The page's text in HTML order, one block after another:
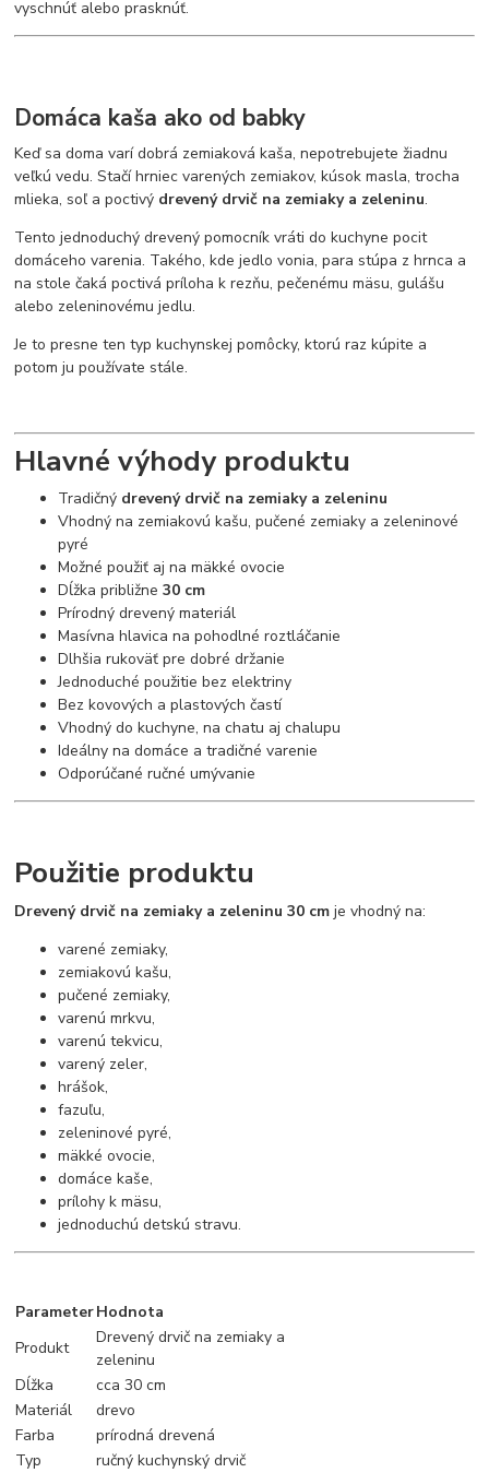
vyschnúť alebo prasknúť.
Domáca kaša ako od babky
Keď sa doma varí dobrá zemiaková kaša, nepotrebujete žiadnu
veľkú vedu. Stačí hrniec varených zemiakov, kúsok masla, trocha
mlieka, soľ a poctivý drevený drvič na zemiaky a zeleninu.
Tento jednoduchý drevený pomocník vráti do kuchyne pocit
domáceho varenia. Takého, kde jedlo vonia, para stúpa z hrnca a
na stole čaká poctivá príloha k rezňu, pečenému mäsu, gulášu
alebo zeleninovému jedlu.
Je to presne ten typ kuchynskej pomôcky, ktorú raz kúpite a
potom ju používate stále.
Hlavné výhody produktu
Tradičný drevený drvič na zemiaky a zeleninu
Vhodný na zemiakovú kašu, pučené zemiaky a zeleninové
pyré
Možné použiť aj na mäkké ovocie
Dĺžka približne30 cm
Prírodný drevený materiál
Masívna hlavica na pohodlné roztláčanie
Dlhšia rukoväť pre dobré držanie
Jednoduché použitie bez elektriny
Bez kovových a plastových častí
Vhodný do kuchyne, na chatu aj chalupu
Ideálny na domáce a tradičné varenie
Odporúčané ručné umývanie
Použitie produktu
Drevený drvič na zemiaky a zeleninu 30 cm je vhodný na:
varené zemiaky,
zemiakovú kašu,
pučené zemiaky,
varenú mrkvu,
varenú tekvicu,
varený zeler,
hrášok,
fazuľu,
zeleninové pyré,
mäkké ovocie,
domáce kaše,
prílohy k mäsu,
jednoduchú detskú stravu.
ParameterHodnota
Produkt
Drevený drvič na zemiaky a
zeleninu
Dĺžka
cca 30 cm
Materiál
drevo
Farba
prírodná drevená
Typ
ručný kuchynský drvič